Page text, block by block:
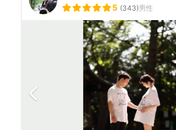
5 (343)男性